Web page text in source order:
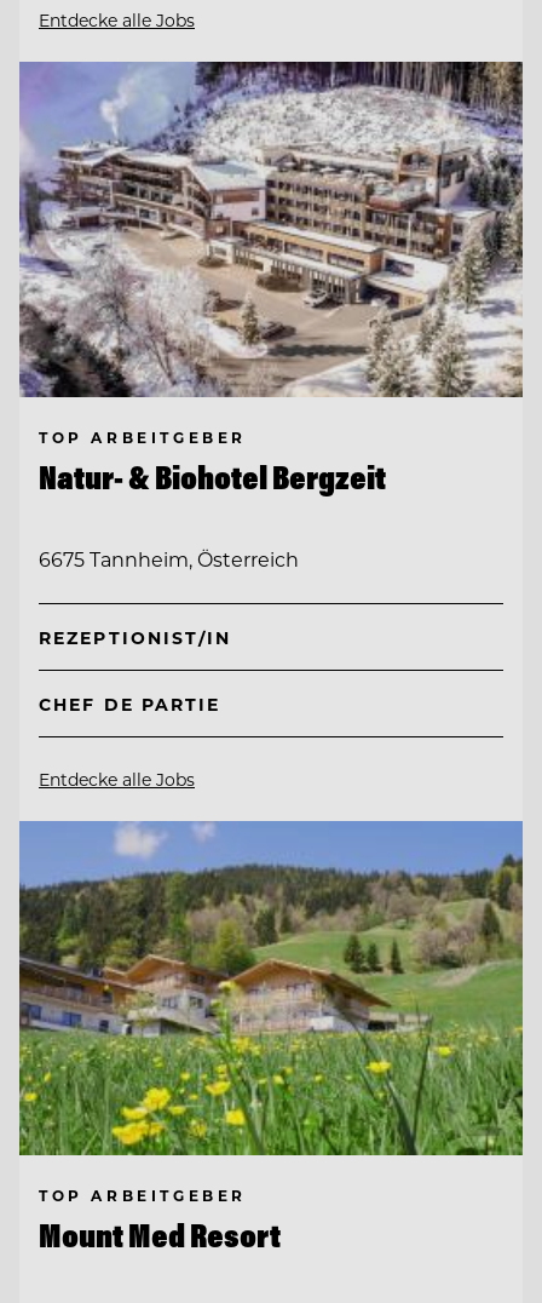
Entdecke alle Jobs
TOP ARBEITGEBER
Natur- & Biohotel Bergzeit
6675 Tannheim, Österreich
REZEPTIONIST/IN
CHEF DE PARTIE
Entdecke alle Jobs
TOP ARBEITGEBER
Mount Med Resort